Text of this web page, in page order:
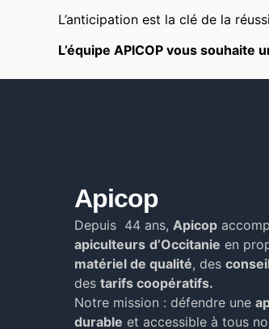
L’anticipation est la clé de la
L’équipe APICOP vous souhaite
Apicop
Depuis 44 ans, Apicop
apiculteurs d’Occitanie en
matériel de qualité, des
des tarifs coopératifs.
Notre mission : défendre une
durable et accessible à tous